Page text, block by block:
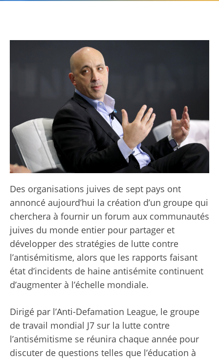
Des organisations juives de sept pays ont
annoncé aujourd’hui la création d’un groupe qui
cherchera à fournir un forum aux communautés
juives du monde entier pour partager et
développer des stratégies de lutte contre
l’antisémitisme, alors que les rapports faisant
état d’incidents de haine antisémite continuent
d’augmenter à l’échelle mondiale.
Dirigé par l’Anti-Defamation League, le groupe
de travail mondial J7 sur la lutte contre
l’antisémitisme se réunira chaque année pour
discuter de questions telles que l’éducation à